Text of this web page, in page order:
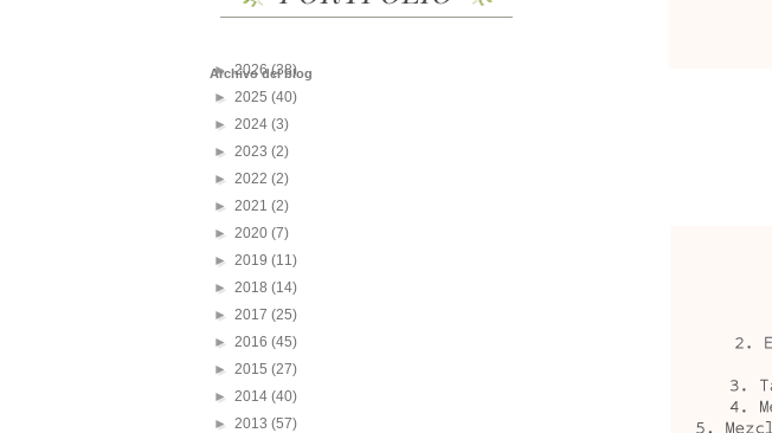
Archivo del blog
►2026(38)
► 2025 (40)
► 2024 (3)
► 2023 (2)
► 2022 (2)
► 2021 (2)
► 2020 (7)
► 2019 (11)
► 2018 (14)
► 2017 (25)
► 2016 (45)
► 2015 (27)
► 2014 (40)
► 2013 (57)